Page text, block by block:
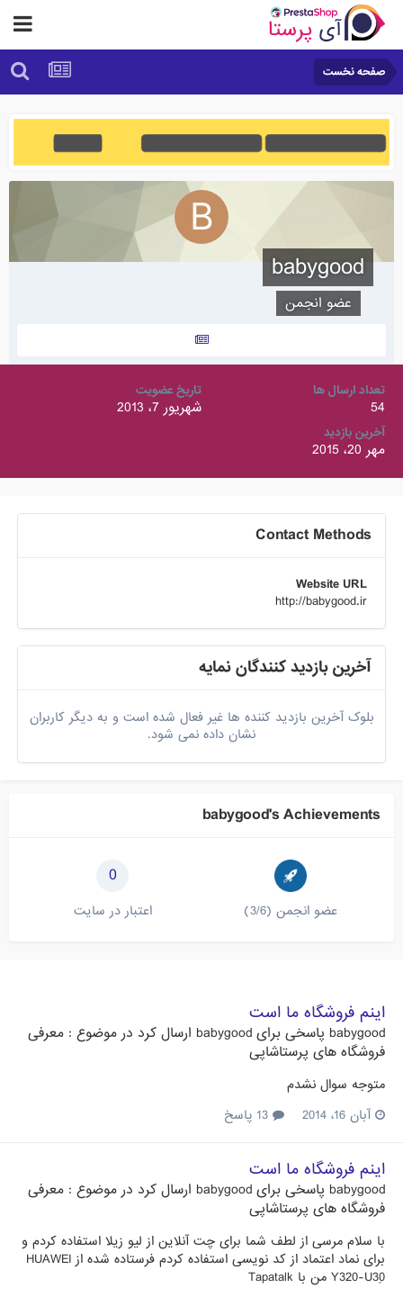
صفحه نخست
babygood
عضو انجمن
تعداد ارسال ها
54
تاریخ عضویت
شهریور 7، 2013
آخرین بازدید
مهر 20، 2015
Contact Methods
Website URL
http://babygood.ir
آخرین بازدید کنندگان نمایه
بلوک آخرین بازدید کننده ها غیر فعال شده است و به دیگر کاربران
نشان داده نمی شود.
babygood's Achievements
عضو انجمن (3/6)
0
اعتبار در سایت
اینم فروشگاه ما است
babygood پاسخی برای babygood ارسال کرد در موضوع : معرفی
فروشگاه های پرستاشاپی
متوجه سوال نشدم
آبان 16، 2014
اینم فروشگاه ما است
babygood پاسخی برای babygood ارسال کرد در موضوع : معرفی
فروشگاه های پرستاشاپی
با سلام مرسی از لطف شما برای چت آنلاین از لیو زیلا استفاده کردم و
برای نماد اعتماد از کد نویسی استفاده کردم فرستاده شده از HUAWEI
Y320-U30ِ من با Tapatalk